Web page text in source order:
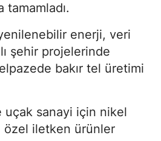
enerji, veri
şehir projelerinde
bakır tel üretimi
uçak sanayi için nikel
özel iletken ürünler